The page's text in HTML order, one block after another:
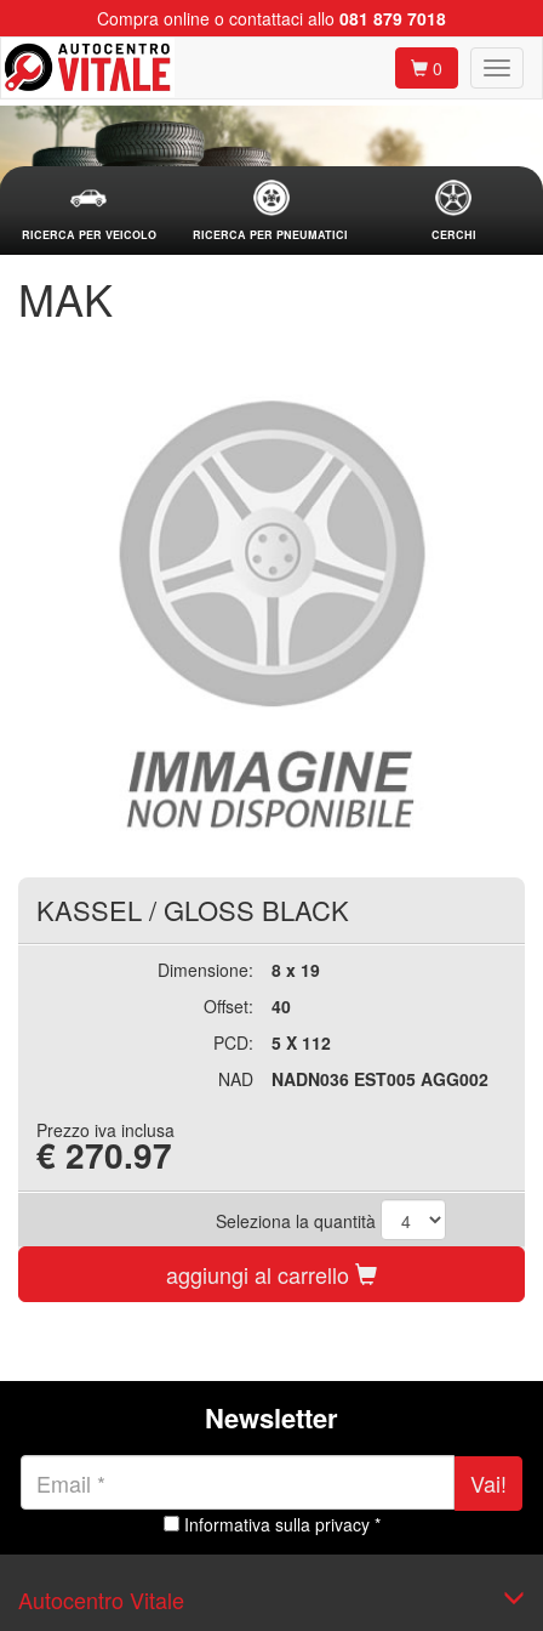
Compra online o contattaci allo 081 879 7018
0
RICERCA PER VEICOLO RICERCA PER PNEUMATICI CERCHI
MAK
KASSEL/ GLOSS BLACK
Dimensione:
8 x 19
Offset:
40
PCD:
5 X 112
NAD
NADN036 EST005 AGG002
Prezzo iva inclusa
€ 270.97
Seleziona la quantità
aggiungi al carrello
Newsletter
Vai!
Informativa sulla privacy *
Autocentro Vitale